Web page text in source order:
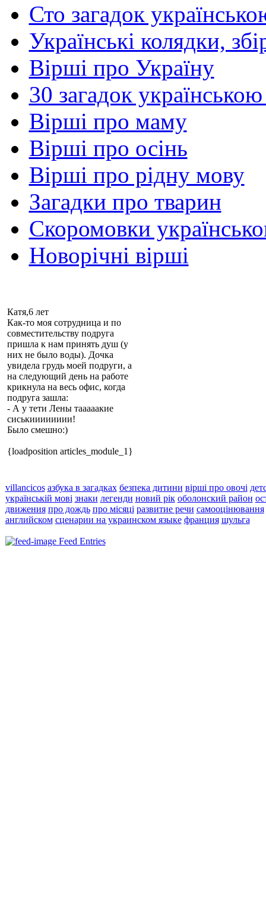
Сто загадок
Українські колядки,
Вірші про Україну
30 загадок
Вірші про маму
Вірші про осінь
Вірші про рідну мову
Загадки про тварин
Скоромовки
Новорічні вірші
Катя,6 лет
Как-то моя сотрудница и по
совместительству подруга
пришла к нам принять душ (у
них не было воды). Дочка
увидела грудь моей подруги, а
на следующий день на работе
крикнула на весь офис, когда
подруга зашла:
- А у тети Лены тааааакие
сиськииииииии!
Было смешно:)
{loadposition articles_module_1}
villancicos азбука в загадках безпека дитини вірші про овочі
українській мові знаки легенди новий рік оболонский район
движения про дождь про місяці развитие речи самооцінювання
английском сценарии на украинском языке франция шульга
Feed Entries